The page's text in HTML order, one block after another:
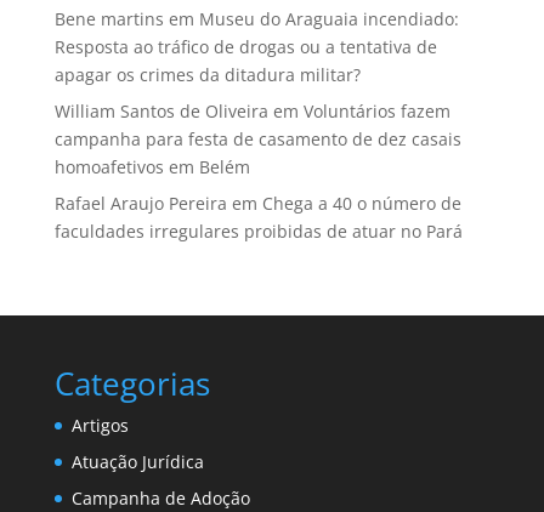
Bene martins em Museu do Araguaia incendiado:
Resposta ao tráfico de drogas ou a tentativa de
apagar os crimes da ditadura militar?
William Santos de Oliveira em Voluntários fazem
campanha para festa de casamento de dez casais
homoafetivos em Belém
Rafael Araujo Pereira em Chega a 40 o número de
faculdades irregulares proibidas de atuar no Pará
Categorias
Artigos
Atuação Jurídica
Campanha de Adoção